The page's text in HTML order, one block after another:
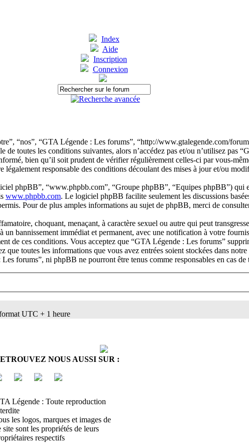
Index
Aide
Inscription
Connexion
“nos”, “GTA Légende : Les forums”, “http://www.gtalegende.com/
de toutes les conditions suivantes, alors n’accédez pas et/ou n’utilisez
bien qu’il soit prudent de vérifier régulièrement celles-ci par vous-
légalement responsable des conditions découlant des mises à jour et/ou
phpBB”, “www.phpbb.com”, “Groupe phpBB”, “Equipes phpBB”) qui
www.phpbb.com. Le logiciel phpBB facilite seulement les discussions
Pour de plus amples informations au sujet de phpBB, merci de
choquant, menaçant, à caractère sexuel ou autre qui peut
bannissement immédiat et permanent, avec une notification à votre
de ces conditions. Vous acceptez que “GTA Légende : Les forums”
que toutes les informations que vous avez entrées soient stockées dans
forums”, ni phpBB ne pourront être tenus comme responsables en cas
UTC + 1 heure
NOUS AUSSI SUR :
Légende : Toute reproduction
les logos, marques et images de
site sont les propriétés de leurs
respectifs